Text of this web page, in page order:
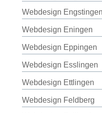
Webdesign Engstingen
Webdesign Eningen
Webdesign Eppingen
Webdesign Esslingen
Webdesign Ettlingen
Webdesign Feldberg